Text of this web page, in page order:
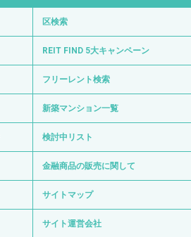
区検索
REIT FIND 5大キャンペーン
フリーレント検索
新築マンション一覧
検討中リスト
金融商品の販売に関して
サイトマップ
サイト運営会社